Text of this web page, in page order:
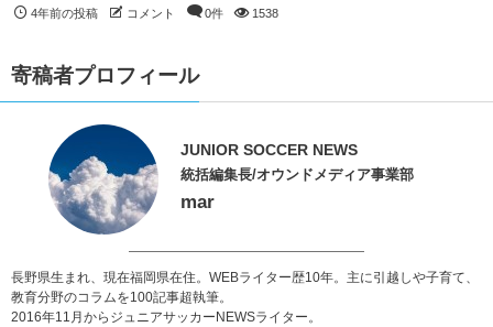
4年前の投稿 コメント 0件 1538
寄稿者プロフィール
JUNIOR SOCCER NEWS
統括編集長/オウンドメディア事業部
mar
長野県生まれ、現在福岡県在住。WEBライター歴10年。主に引越しや子育て、
教育分野のコラムを100記事超執筆。
2016年11月からジュニアサッカーNEWSライター。